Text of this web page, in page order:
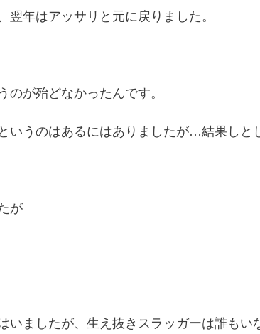
年はアッサリと元に戻りました。
のが殆どなかったんです。
いうのはあるにはありましたが…結果しと
が
ましたが、生え抜きスラッガーは誰もい